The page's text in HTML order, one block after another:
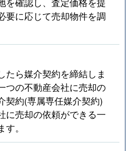
要に応じて売却物件を調
たら媒介契約を締結しま
つの不動産会社に売却の
契約(専属専任媒介契約)
に売却の依頼ができる一
。